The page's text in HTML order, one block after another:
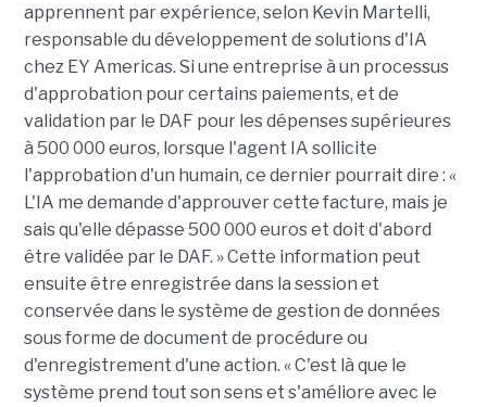
apprennent par expérience, selon Kevin Martelli,
responsable du développement de solutions d'IA
chez EY Americas. Si une entreprise à un processus
d'approbation pour certains paiements, et de
validation par le DAF pour les dépenses supérieures
à 500 000 euros, lorsque l'agent IA sollicite
l'approbation d'un humain, ce dernier pourrait dire : «
L'IA me demande d'approuver cette facture, mais je
sais qu'elle dépasse 500 000 euros et doit d'abord
être validée par le DAF. » Cette information peut
ensuite être enregistrée dans la session et
conservée dans le système de gestion de données
sous forme de document de procédure ou
d'enregistrement d'une action. « C'est là que le
système prend tout son sens et s'améliore avec le